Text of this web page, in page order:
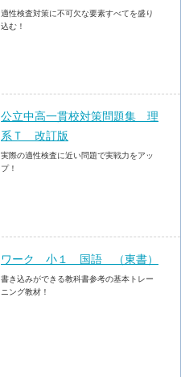
適性検査対策に不可欠な要素すべてを盛り
込む！
公立中高一貫校対策問題集 理
系Ｔ 改訂版
実際の適性検査に近い問題で実戦力をアッ
プ！
ワーク 小１ 国語 （東書）
書き込みができる教科書参考の基本トレー
ニング教材！